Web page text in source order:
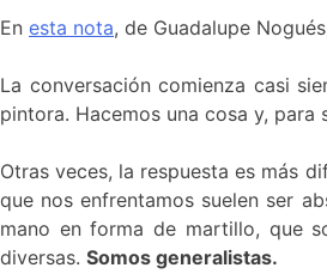
En esta nota, de Guadalupe
La conversación comienza casi
pintora. Hacemos una cosa y,
Otras veces, la respuesta es más
que nos enfrentamos suelen ser
mano en forma de martillo, que
diversas. Somos generalistas.